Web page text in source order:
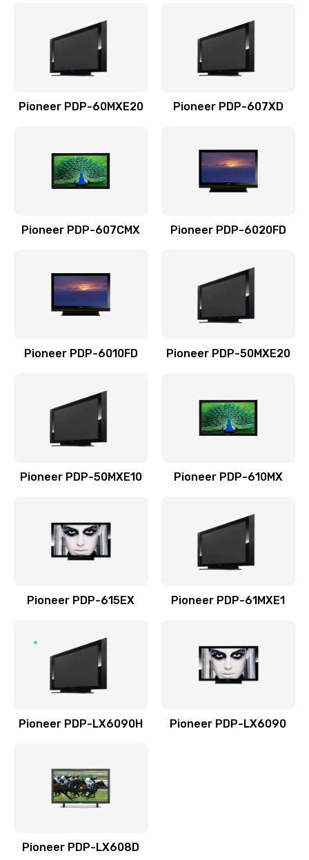
700 руб.
Ремонт разъема
Восстановление после воды
Заказать
800 руб.
Pioneer PDP-60MXE20 Pioneer PDP-607XD
Pioneer PDP-607CMX Pioneer PDP-6020FD
Pioneer PDP-6010FD Pioneer PDP-50MXE20
Pioneer PDP-50MXE10 Pioneer PDP-610MX
Pioneer PDP-615EX Pioneer PDP-61MXE1
Pioneer PDP-LX6090H Pioneer PDP-LX6090
Pioneer PDP-LX608D